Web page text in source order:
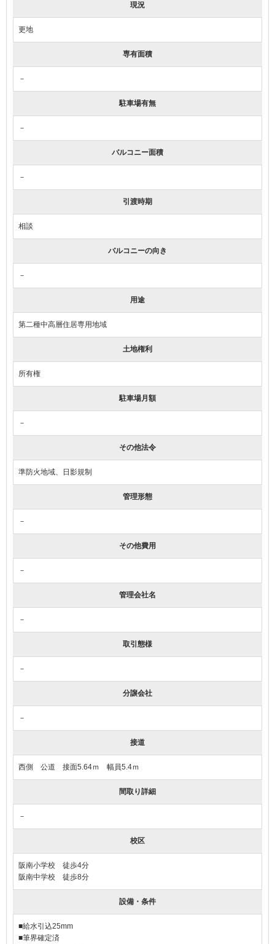
現況
更地
専有面積
－
駐車場有無
－
バルコニー面積
－
引渡時期
相談
バルコニーの向き
－
用途
第二種中高層住居専用地域
土地権利
所有権
駐車場月額
－
その他法令
準防火地域、日影規制
管理形態
－
その他費用
－
管理会社名
－
取引態様
－
分譲会社
－
接道
西側 公道 接面5.64ｍ 幅員5.4ｍ
間取り詳細
－
校区
阪南小学校 徒歩4分
阪南中学校 徒歩8分
設備・条件
■給水引込25mm
■筆界確定済